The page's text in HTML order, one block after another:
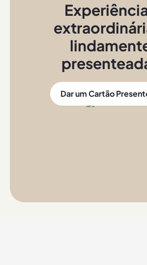
Dar um Cartão